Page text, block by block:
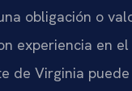
obligación o
experiencia en
de Virginia